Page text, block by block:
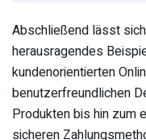
Abschließend lässt
herausragendes
kundenorientierten
benutzerfreundlichen
Produkten bis hin zum
sicheren